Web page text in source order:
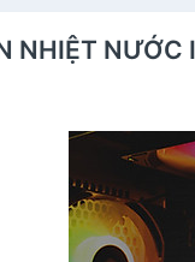
NHIỆT